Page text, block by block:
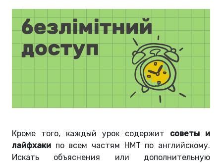
Кроме того, каждый урок содержит советы и
лайфхаки по всем частям НМТ по английскому.
Искать объяснения или дополнительную